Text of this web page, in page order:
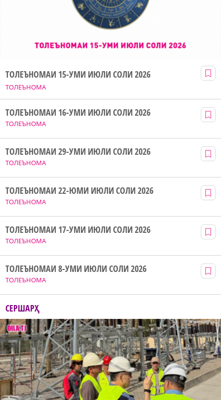
ТОЛЕЪНОМА
ТОЛЕЪНОМАИ 15-УМИ ИЮЛИ СОЛИ 2026
ТОЛЕЪНОМА
ТОЛЕЪНОМАИ 16-УМИ ИЮЛИ СОЛИ 2026
ТОЛЕЪНОМА
ТОЛЕЪНОМАИ 29-УМИ ИЮЛИ СОЛИ 2026
ТОЛЕЪНОМА
ТОЛЕЪНОМАИ 22-ЮМИ ИЮЛИ СОЛИ 2026
ТОЛЕЪНОМА
ТОЛЕЪНОМАИ 17-УМИ ИЮЛИ СОЛИ 2026
ТОЛЕЪНОМА
ТОЛЕЪНОМАИ 8-УМИ ИЮЛИ СОЛИ 2026
СЕРШАРҲ